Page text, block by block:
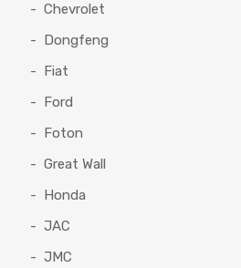
Chevrolet
Dongfeng
Fiat
Ford
Foton
Great Wall
Honda
JAC
JMC